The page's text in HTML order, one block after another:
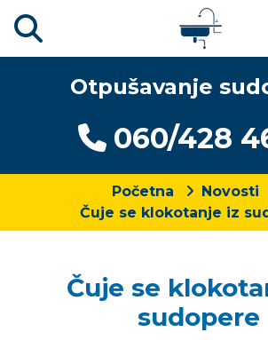
Otpušavanje
060/428
Početna
Novosti
Čuje se klokotanje iz
Čuje se
sudopere